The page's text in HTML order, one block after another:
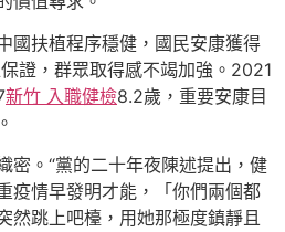
國扶植程序穩健，國民安康獲得
證，群眾取得感不竭加強。2021
新竹 入職健檢8.2歲，重要安康目
密。“黨的二十年夜陳述提出，健
疫情早發明才能，「你們兩個都
然跳上吧檯，用她那極度鎮靜且